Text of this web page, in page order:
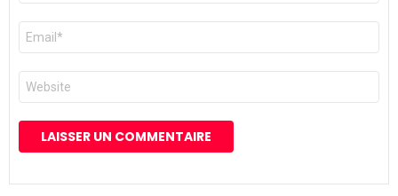
E-
mail
*
Site
web